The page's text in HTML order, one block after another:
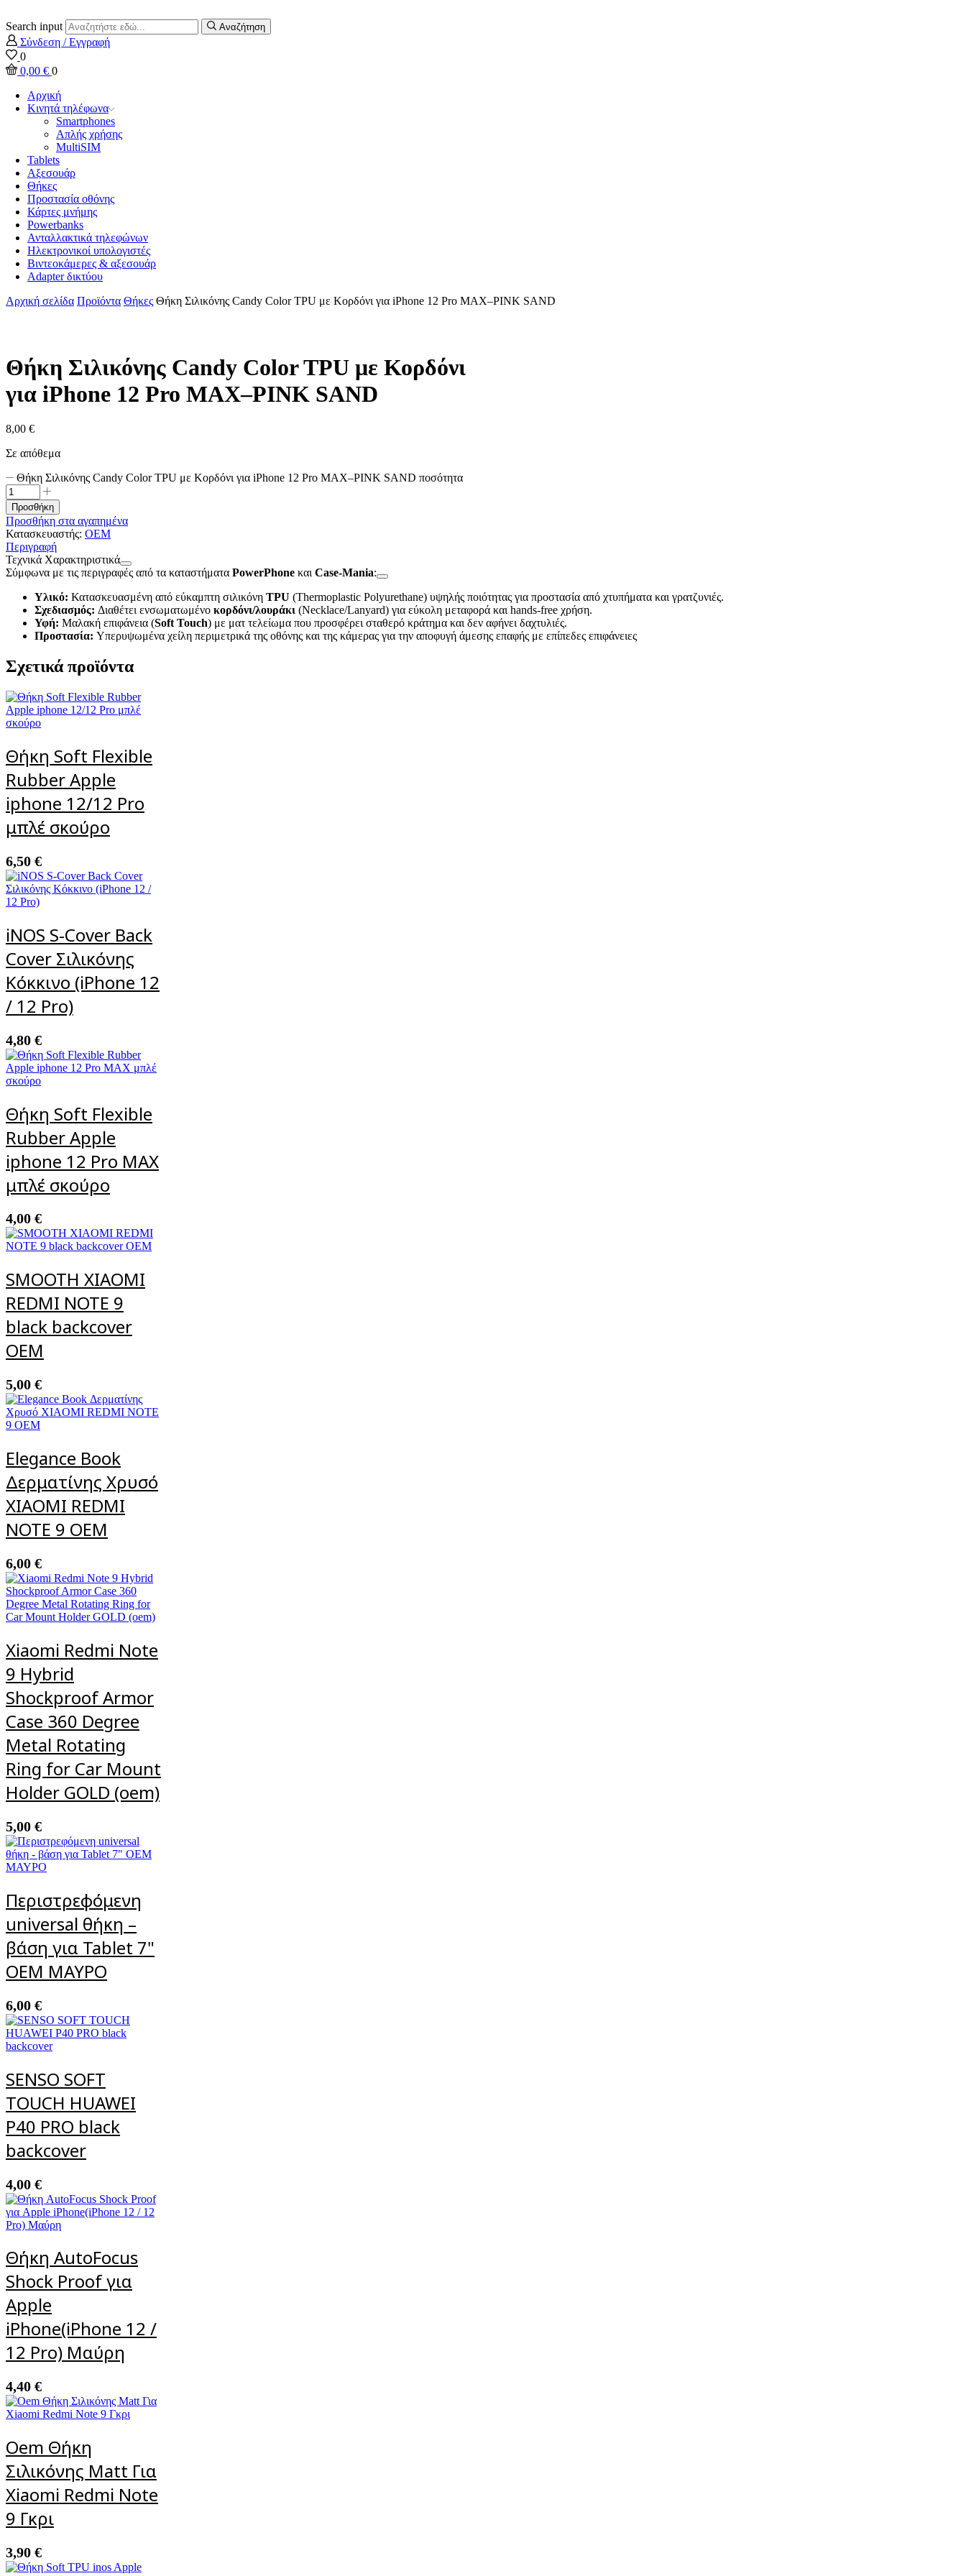
Search input Αναζήτηση
Σύνδεση / Εγγραφή
0
0,00 € 0
Αρχική
Κινητά τηλέφωνα
Smartphones
Απλής χρήσης
MultiSIM
Tablets
Αξεσουάρ
Θήκες
Προστασία οθόνης
Κάρτες μνήμης
Powerbanks
Ανταλλακτικά τηλεφώνων
Ηλεκτρονικοί υπολογιστές
Βιντεοκάμερες & αξεσουάρ
Adapter δικτύου
Αρχική σελίδα Προϊόντα Θήκες Θήκη Σιλικόνης Candy Color TPU με Κορδόνι για iPhone 12 Pro MAX–PINK SAND
Θήκη Σιλικόνης Candy Color TPU με Κορδόνι
για iPhone 12 Pro MAX–PINK SAND
8,00 €
Σε απόθεμα
Θήκη Σιλικόνης Candy Color TPU με Κορδόνι για iPhone 12 Pro MAX–PINK SAND ποσότητα
Προσθήκη
Προσθήκη στα αγαπημένα
Κατασκευαστής: OEM
Περιγραφή
Τεχνικά Χαρακτηριστικά
Σύμφωνα με τις περιγραφές από τα καταστήματα PowerPhone και Case-Mania:
Υλικό: Κατασκευασμένη από εύκαμπτη σιλικόνη TPU (Thermoplastic Polyurethane) υψηλής ποιότητας για προστασία από χτυπήματα και γρατζυνιές.
Σχεδιασμός: Διαθέτει ενσωματωμένο κορδόνι/λουράκι (Necklace/Lanyard) για εύκολη μεταφορά και hands-free χρήση.
Υφή: Μαλακή επιφάνεια (Soft Touch) με ματ τελείωμα που προσφέρει σταθερό κράτημα και δεν αφήνει δαχτυλιές.
Προστασία: Υπερυψωμένα χείλη περιμετρικά της οθόνης και της κάμερας για την αποφυγή άμεσης επαφής με επίπεδες επιφάνειες
Σχετικά προϊόντα
Θήκη Soft Flexible
Rubber Apple
iphone 12/12 Pro
μπλέ σκούρο
6,50 €
iNOS S-Cover Back
Cover Σιλικόνης
Κόκκινο (iPhone 12
/ 12 Pro)
4,80 €
Θήκη Soft Flexible
Rubber Apple
iphone 12 Pro MAX
μπλέ σκούρο
4,00 €
SMOOTH XIAOMI
REDMI NOTE 9
black backcover
OEM
5,00 €
Elegance Book
Δερματίνης Χρυσό
XIAOMI REDMI
NOTE 9 OEM
6,00 €
Xiaomi Redmi Note
9 Hybrid
Shockproof Armor
Case 360 Degree
Metal Rotating
Ring for Car Mount
Holder GOLD (oem)
5,00 €
Περιστρεφόμενη
universal θήκη –
βάση για Tablet 7"
OEM ΜΑΥΡΟ
6,00 €
SENSO SOFT
TOUCH HUAWEI
P40 PRO black
backcover
4,00 €
Θήκη AutoFocus
Shock Proof για
Apple
iPhone(iPhone 12 /
12 Pro) Μαύρη
4,40 €
Oem Θήκη
Σιλικόνης Matt Για
Xiaomi Redmi Note
9 Γκρι
3,90 €